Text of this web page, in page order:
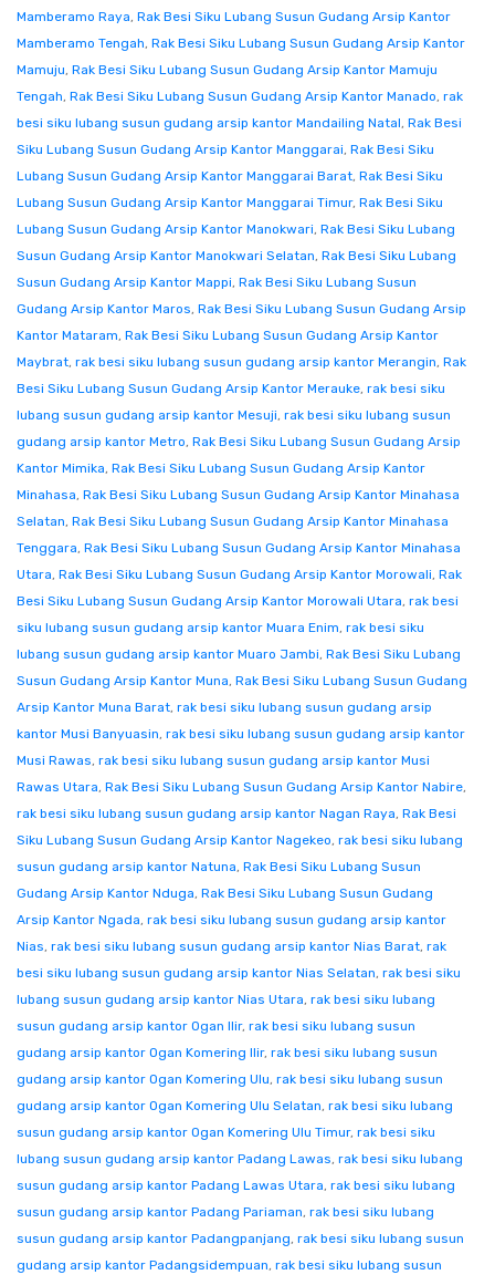
Mamberamo Raya, Rak Besi Siku Lubang Susun Gudang Arsip Kantor
Mamberamo Tengah, Rak Besi Siku Lubang Susun Gudang Arsip Kantor
Mamuju, Rak Besi Siku Lubang Susun Gudang Arsip Kantor Mamuju
Tengah, Rak Besi Siku Lubang Susun Gudang Arsip Kantor Manado, rak
besi siku lubang susun gudang arsip kantor Mandailing Natal, Rak Besi
Siku Lubang Susun Gudang Arsip Kantor Manggarai, Rak Besi Siku
Lubang Susun Gudang Arsip Kantor Manggarai Barat, Rak Besi Siku
Lubang Susun Gudang Arsip Kantor Manggarai Timur, Rak Besi Siku
Lubang Susun Gudang Arsip Kantor Manokwari, Rak Besi Siku Lubang
Susun Gudang Arsip Kantor Manokwari Selatan, Rak Besi Siku Lubang
Susun Gudang Arsip Kantor Mappi, Rak Besi Siku Lubang Susun
Gudang Arsip Kantor Maros, Rak Besi Siku Lubang Susun Gudang Arsip
Kantor Mataram, Rak Besi Siku Lubang Susun Gudang Arsip Kantor
Maybrat, rak besi siku lubang susun gudang arsip kantor Merangin, Rak
Besi Siku Lubang Susun Gudang Arsip Kantor Merauke, rak besi siku
lubang susun gudang arsip kantor Mesuji, rak besi siku lubang susun
gudang arsip kantor Metro, Rak Besi Siku Lubang Susun Gudang Arsip
Kantor Mimika, Rak Besi Siku Lubang Susun Gudang Arsip Kantor
Minahasa, Rak Besi Siku Lubang Susun Gudang Arsip Kantor Minahasa
Selatan, Rak Besi Siku Lubang Susun Gudang Arsip Kantor Minahasa
Tenggara, Rak Besi Siku Lubang Susun Gudang Arsip Kantor Minahasa
Utara, Rak Besi Siku Lubang Susun Gudang Arsip Kantor Morowali, Rak
Besi Siku Lubang Susun Gudang Arsip Kantor Morowali Utara, rak besi
siku lubang susun gudang arsip kantor Muara Enim, rak besi siku
lubang susun gudang arsip kantor Muaro Jambi, Rak Besi Siku Lubang
Susun Gudang Arsip Kantor Muna, Rak Besi Siku Lubang Susun Gudang
Arsip Kantor Muna Barat, rak besi siku lubang susun gudang arsip
kantor Musi Banyuasin, rak besi siku lubang susun gudang arsip kantor
Musi Rawas, rak besi siku lubang susun gudang arsip kantor Musi
Rawas Utara, Rak Besi Siku Lubang Susun Gudang Arsip Kantor Nabire,
rak besi siku lubang susun gudang arsip kantor Nagan Raya, Rak Besi
Siku Lubang Susun Gudang Arsip Kantor Nagekeo, rak besi siku lubang
susun gudang arsip kantor Natuna, Rak Besi Siku Lubang Susun
Gudang Arsip Kantor Nduga, Rak Besi Siku Lubang Susun Gudang
Arsip Kantor Ngada, rak besi siku lubang susun gudang arsip kantor
Nias, rak besi siku lubang susun gudang arsip kantor Nias Barat, rak
besi siku lubang susun gudang arsip kantor Nias Selatan, rak besi siku
lubang susun gudang arsip kantor Nias Utara, rak besi siku lubang
susun gudang arsip kantor Ogan Ilir, rak besi siku lubang susun
gudang arsip kantor Ogan Komering Ilir, rak besi siku lubang susun
gudang arsip kantor Ogan Komering Ulu, rak besi siku lubang susun
gudang arsip kantor Ogan Komering Ulu Selatan, rak besi siku lubang
susun gudang arsip kantor Ogan Komering Ulu Timur, rak besi siku
lubang susun gudang arsip kantor Padang Lawas, rak besi siku lubang
susun gudang arsip kantor Padang Lawas Utara, rak besi siku lubang
susun gudang arsip kantor Padang Pariaman, rak besi siku lubang
susun gudang arsip kantor Padangpanjang, rak besi siku lubang susun
gudang arsip kantor Padangsidempuan, rak besi siku lubang susun